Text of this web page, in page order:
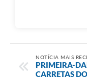
NOTÍCIA MAIS
PRIMEIRA-
CARRETAS